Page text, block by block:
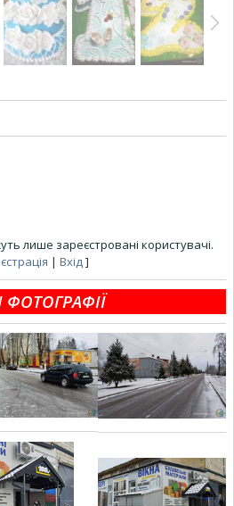
лише зареєстровані користувачі.
| Вхід]
ФОТОГРАФІЇ